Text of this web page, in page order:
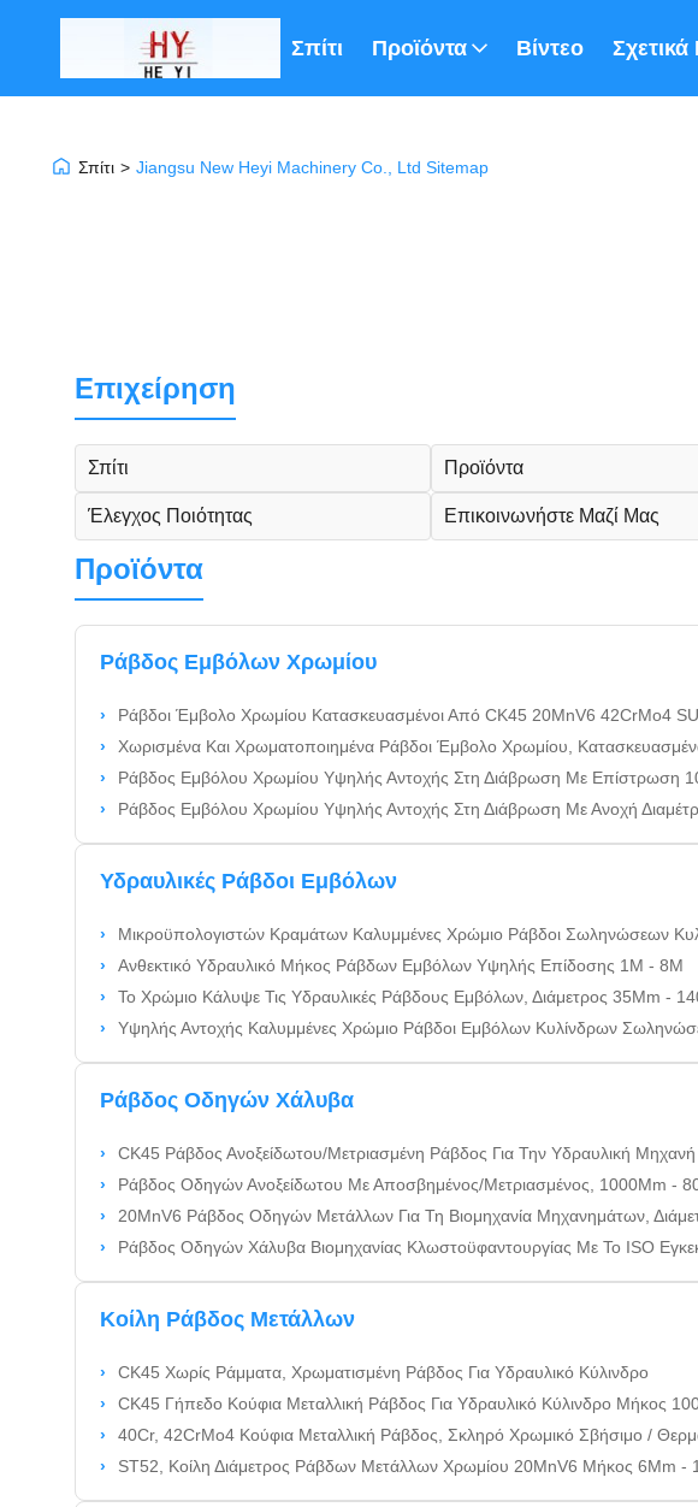
Σπίτι Προϊόντα Βίντεο
Σπίτι > Jiangsu New Heyi Machinery Co., Ltd Sitemap
Επιχείρηση
Σπίτι Προϊόντα
Έλεγχος Ποιότητας Επικοινωνήστε Μαζί Μας
Προϊόντα
Ράβδος Εμβόλων Χρωμίου
Ράβδοι Έμβολο Χρωμίου Κατασκευασμένοι Από CK45 20MnV6 42CrMo4 SUS304 SUS316 Ράβδους Χάλυβα Με Ακριβή Ανοχή F7 Και Σκληρότητα
Χωρισμένα Και Χρωματοποιημένα Ράβδοι Έμβολο Χρωμίου, Κατασκευασμένα Από Υλικά CK45 42CrMo4 Και 20MnV6, Διαθέσιμα Σε Μεγέθη 25
Ράβδος Εμβόλου Χρωμίου Υψηλής Αντοχής Στη Διάβρωση Με Επίστρωση 10-25 Μικρομέτρων Και Ανοχή Διαμέτρου ISO F7 Για
Ράβδος Εμβόλου Χρωμίου Υψηλής Αντοχής Στη Διάβρωση Με Ανοχή Διαμέτρου ISO F7 Και Τυπικά Μήκη 1000Mm - 8000Mm Για
Υδραυλικές Ράβδοι Εμβόλων
Μικροϋπολογιστών Κραμάτων Καλυμμένες Χρώμιο Ράβδοι Σωληνώσεων Κυλίνδρων Χάλυβα
Ανθεκτικό Υδραυλικό Μήκος Ράβδων Εμβόλων Υψηλής Επίδοσης 1M - 8M
Το Χρώμιο Κάλυψε Τις Υδραυλικές Ράβδους Εμβόλων, Διάμετρος 35Mm -
Υψηλής Αντοχής Καλυμμένες Χρώμιο Ράβδοι Εμβόλων Κυλίνδρων Σωληνώσεων
Ράβδος Οδηγών Χάλυβα
CK45 Ράβδος Ανοξείδωτου/Μετριασμένη Ράβδος Για Την Υδραυλική Μηχανή
Ράβδος Οδηγών Ανοξείδωτου Με Αποσβημένος/Μετριασμένος, 1000Mm -
20MnV6 Ράβδος Οδηγών Μετάλλων Για Τη Βιομηχανία Μηχανημάτων, Διάμετρος
Ράβδος Οδηγών Χάλυβα Βιομηχανίας Κλωστοϋφαντουργίας Με Το ISO
Κοίλη Ράβδος Μετάλλων
CK45 Χωρίς Ράμματα, Χρωματισμένη Ράβδος Για Υδραυλικό Κύλινδρο
CK45 Γήπεδο Κούφια Μεταλλική Ράβδος Για Υδραυλικό Κύλινδρο Μήκος
40Cr, 42CrMo4 Κούφια Μεταλλική Ράβδος, Σκληρό Χρωμικό Σβήσιμο / Θερμανμένο Ράβδος Για
ST52, Κοίλη Διάμετρος Ράβδων Μετάλλων Χρωμίου 20MnV6 Μήκος 6Mm - 1000Mm